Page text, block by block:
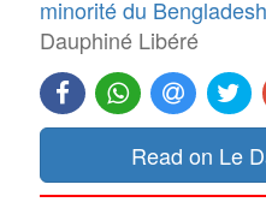
minorité du
Dauphiné Libéré
Read on Le